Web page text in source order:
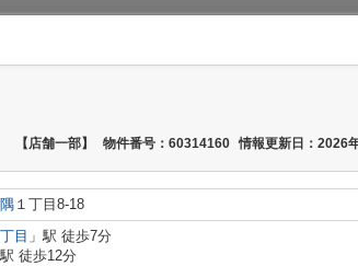
【店舗一部】 物件番号：60314160 情報更新日：2026
１丁目8-18
目 」駅 徒歩7分
駅 徒歩12分